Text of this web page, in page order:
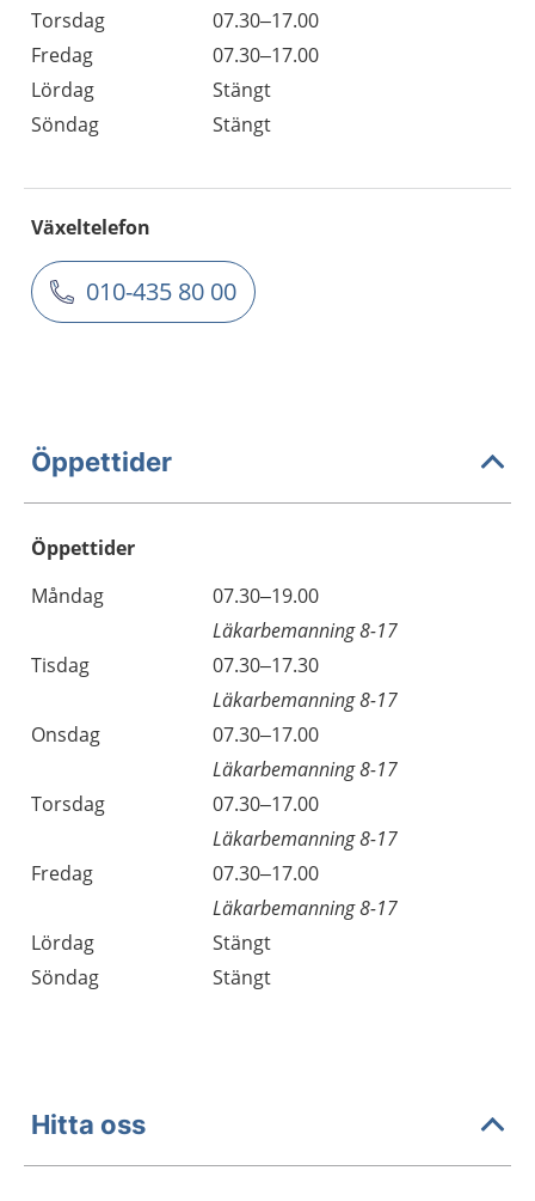
Torsdag
07.30–17.00
Fredag
07.30–17.00
Lördag
Stängt
Söndag
Stängt
Växeltelefon
010-435 80 00
Öppettider
Öppettider
Dag
Öppettider
Kommentarer
Måndag
07.30–19.00
Läkarbemanning 8-17
Tisdag
07.30–17.30
Läkarbemanning 8-17
Onsdag
07.30–17.00
Läkarbemanning 8-17
Torsdag
07.30–17.00
Läkarbemanning 8-17
Fredag
07.30–17.00
Läkarbemanning 8-17
Lördag
Stängt
Söndag
Stängt
Hitta oss